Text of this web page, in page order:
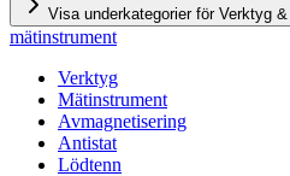
Visa underkategorier för Verktyg
mätinstrument
Verktyg
Mätinstrument
Avmagnetisering
Antistat
Lödtenn